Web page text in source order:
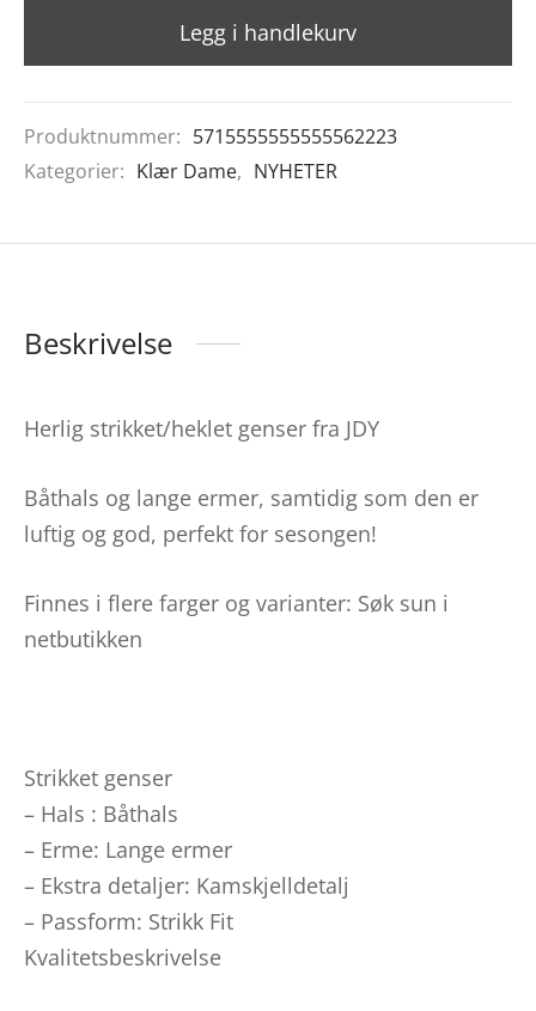
Legg i handlekurv
Produktnummer: 5715555555555562223
Kategorier: Klær Dame, NYHETER
Beskrivelse
Herlig strikket/heklet genser fra JDY
Båthals og lange ermer, samtidig som den er
luftig og god, perfekt for sesongen!
Finnes i flere farger og varianter: Søk sun i
netbutikken
Strikket genser
– Hals : Båthals
– Erme: Lange ermer
– Ekstra detaljer: Kamskjelldetalj
– Passform: Strikk Fit
Kvalitetsbeskrivelse